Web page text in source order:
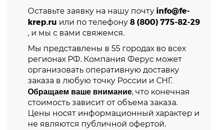
Оставьте заявку на нашу почту info@fe-
krep.ru или по телефону 8 (800) 775-82-29
, и мы с вами свяжемся.
Мы представлены в 55 городах во всех
регионах РФ. Компания Ферус может
организовать оперативную доставку
заказа в любую точку России и СНГ.
Обращаем ваше внимание, что конечная
стоимость зависит от объема заказа.
Цены носят информационный характер и
не являются публичной офертой.